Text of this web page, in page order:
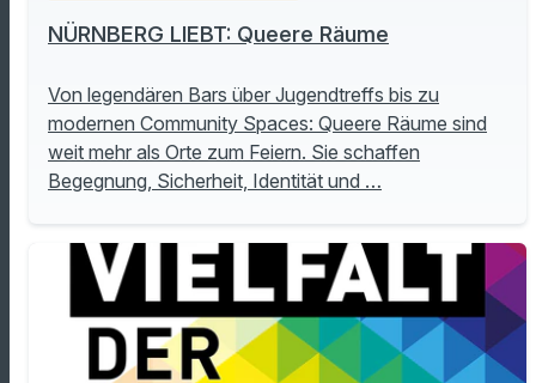
NÜRNBERG LIEBT: Queere Räume
Von legendären Bars über Jugendtreffs bis zu
modernen Community Spaces: Queere Räume sind
weit mehr als Orte zum Feiern. Sie schaffen
Begegnung, Sicherheit, Identität und …